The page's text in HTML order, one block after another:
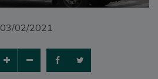
03/02/2021